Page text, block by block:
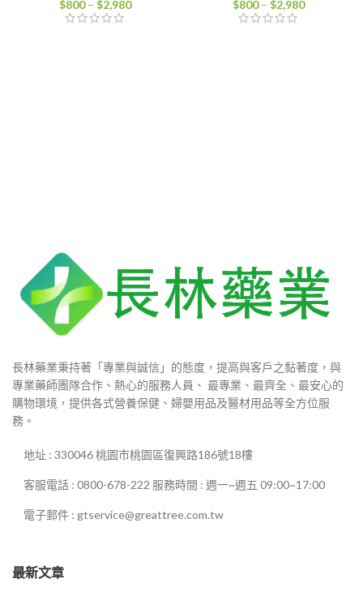
$800 – $2,980價
$800 – $2,980價
長林藥業秉持著「專業與誠信」的態度，提高與客戶之黏著度，與
專業藥師團隊合作、熱心的服務人員、 最專業、最齊全、最安心的
購物環境，提供各式營養保健、婦嬰用品及醫材用品等全方位服
務。
地址 : 330046 桃園市桃園區復興路186號18樓
客服電話 : 0800-678-222 服務時間 : 週一~週五 09:00~17:00
電子郵件 : gtservice@greattree.com.tw
最新文章